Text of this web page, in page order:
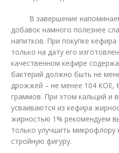
В завершение
добавок намного полезнее
напитков. При покупке
только на дату его
качественном кефире
бактерий должно быть не
дрожжей – не менее 104 КОЕ,
граммов. При этом кальций и
усваиваются из кефира
жирностью 1% рекомендуем
только улучшить микрофлору
стройную фигуру.